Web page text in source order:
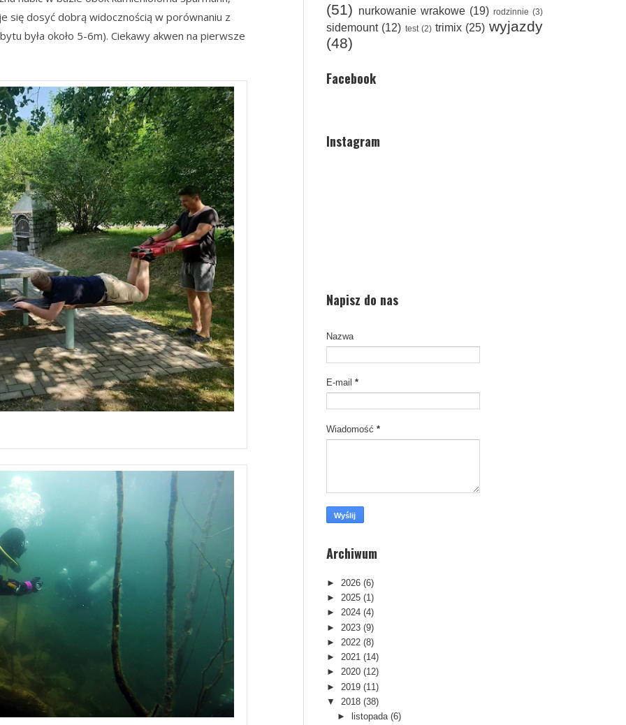
się dosyć dobrą widocznością w porównaniu z
była około 5-6m). Ciekawy akwen na pierwsze
(51) nurkowanie wrakowe (19) rodzinnie (3)
sidemount (12) test (2) trimix (25) wyjazdy
(48)
Facebook
Instagram
Napisz do nas
Nazwa
E-mail *
Wiadomość *
Archiwum
► 2026 (6)
► 2025 (1)
► 2024 (4)
► 2023 (9)
► 2022 (8)
► 2021 (14)
► 2020 (12)
► 2019 (11)
▼
2018 (38)
►
listopada (6)